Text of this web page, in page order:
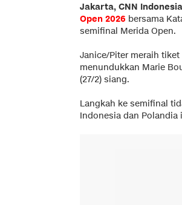
Jakarta, CNN Indonesia
Open 2026 bersama
semifinal Merida Open.
Janice/Piter meraih
menundukkan Marie
(27/2) siang.
Langkah ke semifinal
Indonesia dan Polandia